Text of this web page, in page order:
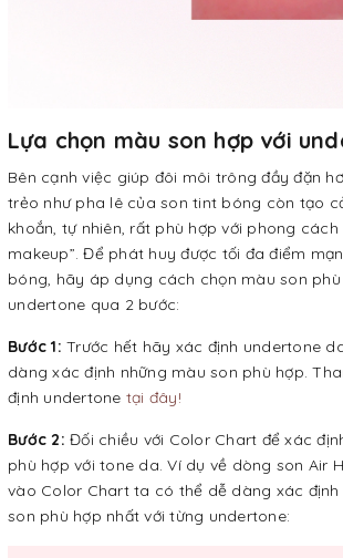
Lựa chọn màu son hợp với
Bên cạnh việc giúp đôi môi trông đầy đặn
trẻo như pha lê của son tint bóng còn tạo
khoắn, tự nhiên, rất phù hợp với phong cách
makeup”. Để phát huy được tối đa điểm
bóng, hãy áp dụng cách chọn màu son
undertone qua 2 bước:
Bước 1: Trước hết hãy xác định undertone
dàng xác định những màu son phù hợp.
định undertone tại đây!
Bước 2: Đối chiều với Color Chart để xác
phù hợp với tone da. Ví dụ về dòng son Air
vào Color Chart ta có thể dễ dàng xác định
son phù hợp nhất với từng undertone: